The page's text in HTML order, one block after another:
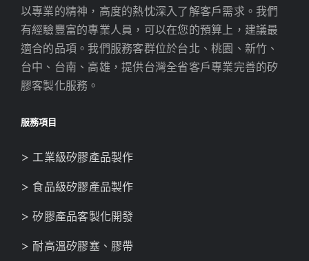
以專業的精神，高度的熱忱深入了解客戶需求。我們
有經驗豐富的專業人員，可以在您的預算上，建議最
適合的品項。我們服務客群位於台北、桃園、新竹、
台中、台南、高雄，提供台灣全省客戶專業完善的矽
膠客製化服務。
服務項目
> 工業級矽膠產品製作
> 食品級矽膠產品製作
> 矽膠產品客製化開發
> 耐高溫矽膠塞、膠帶